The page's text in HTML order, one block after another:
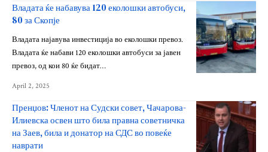
Владата ќе набавува 120 еколошки автобуси,
80 за Скопје
Владата најавува инвестиција во еколошки превоз.
Владата ќе набави 120 еколошки автобуси за јавен
превоз, од кои 80 ќе бидат…
April 2, 2025
Пренџов: Членот на Судски совет, Чачарова-
Илиевска освен што била правна советничка
на Заев, била и донатор на СДС во повеќе
наврати